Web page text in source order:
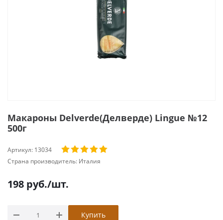
Макароны Delverde(Делверде) Lingue №12
500г
Артикул: 13034
Страна производитель: Италия
198 руб./шт.
Купить